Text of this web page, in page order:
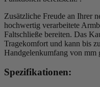
Zusätzliche Freude an Ihrer
hochwertig verarbeitete
Faltschließe bereiten. Das
Tragekomfort und kann bis
Handgelenkumfang von mm
Spezifikationen: